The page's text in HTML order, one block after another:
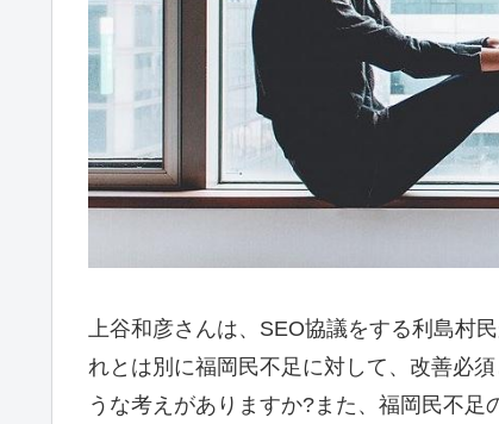
上谷和彦さんは、SEO協議をする利島村
れとは別に福岡民不足に対して、改善必
うな考えがありますか?また、福岡民不